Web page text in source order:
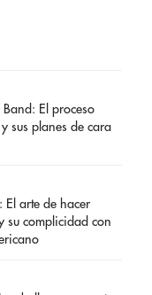
Band: El proceso
sus planes de cara
El arte de hacer
su complicidad con